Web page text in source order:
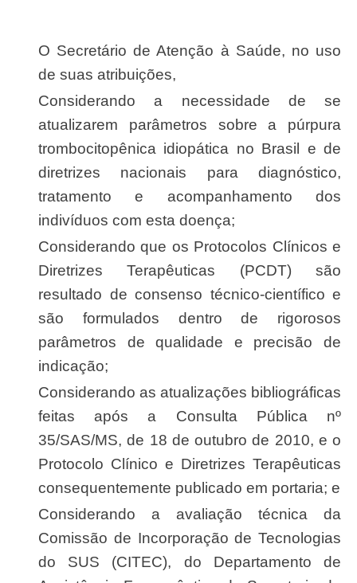
O Secretário de Atenção à Saúde, no uso
de suas atribuições,
Considerando a necessidade de se
atualizarem parâmetros sobre a púrpura
trombocitopênica idiopática no Brasil e de
diretrizes nacionais para diagnóstico,
tratamento e acompanhamento dos
indivíduos com esta doença;
Considerando que os Protocolos Clínicos e
Diretrizes Terapêuticas (PCDT) são
resultado de consenso técnico-científico e
são formulados dentro de rigorosos
parâmetros de qualidade e precisão de
indicação;
Considerando as atualizações bibliográficas
feitas após a Consulta Pública nº
35/SAS/MS, de 18 de outubro de 2010, e o
Protocolo Clínico e Diretrizes Terapêuticas
consequentemente publicado em portaria; e
Considerando a avaliação técnica da
Comissão de Incorporação de Tecnologias
do SUS (CITEC), do Departamento de